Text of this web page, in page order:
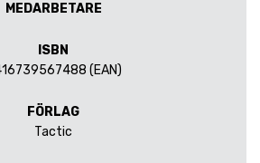
MEDARBETARE
ISBN
(EAN)
FÖRLAG
Tactic